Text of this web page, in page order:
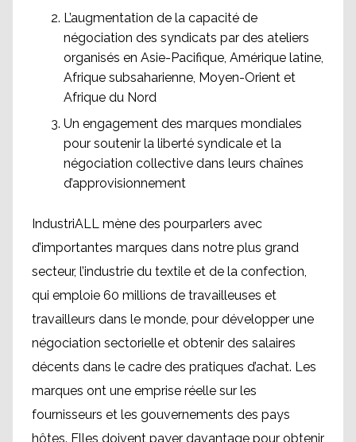
L’augmentation de la capacité de
négociation des syndicats par des ateliers
organisés en Asie-Pacifique, Amérique latine,
Afrique subsaharienne, Moyen-Orient et
Afrique du Nord
Un engagement des marques mondiales
pour soutenir la liberté syndicale et la
négociation collective dans leurs chaînes
d’approvisionnement
IndustriALL mène des pourparlers avec
d’importantes marques dans notre plus grand
secteur, l’industrie du textile et de la confection,
qui emploie 60 millions de travailleuses et
travailleurs dans le monde, pour développer une
négociation sectorielle et obtenir des salaires
décents dans le cadre des pratiques d’achat. Les
marques ont une emprise réelle sur les
fournisseurs et les gouvernements des pays
hôtes. Elles doivent payer davantage pour obtenir